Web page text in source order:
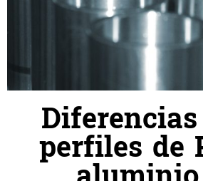
perfiles de